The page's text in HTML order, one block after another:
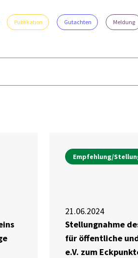
Publikation Gutachten Meldung
Empfehlung/
21.06.2024
Stellungnahme
für öffentliche
e.V. zum